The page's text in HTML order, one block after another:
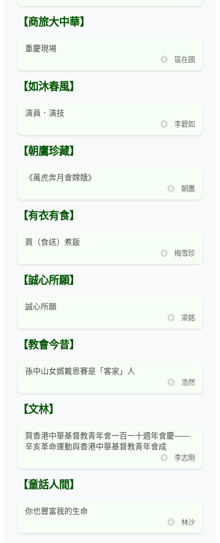
【商旅大中華】
重慶現場
◎ 區在國
【如沐春風】
演員．演技
◎ 李碧如
【朝鷹珍藏】
《萬虎奔月會嫦娥》
◎ 朝鷹
【有衣有食】
買（食送）煮飯
◎ 梅雪珍
【誠心所願】
誠心所願
◎ 梁銘
【教會今昔】
孫中山女婿戴恩賽是「客家」人
◎ 浩然
【文林】
賀香港中華基督教青年會一百一十週年會慶——
辛亥革命運動與香港中華基督教青年會成
◎ 李志剛
【童話人間】
你也豐富我的生命
◎ 林沙